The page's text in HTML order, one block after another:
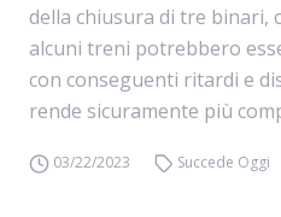
della chiusura di tre binari,
alcuni treni potrebbero
con conseguenti ritardi e
rende sicuramente più
03/22/2023 Succede Oggi